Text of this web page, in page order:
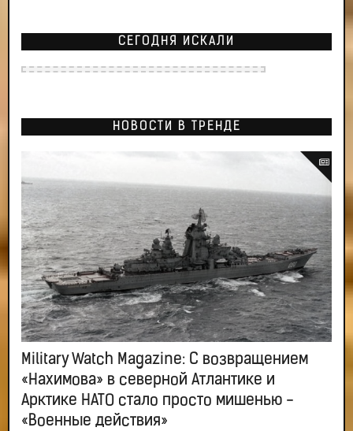
СЕГОДНЯ ИСКАЛИ
НОВОСТИ В ТРЕНДЕ
Military Watch Magazine: С возвращением
«Нахимова» в северной Атлантике и
Арктике НАТО стало просто мишенью -
«Военные действия»